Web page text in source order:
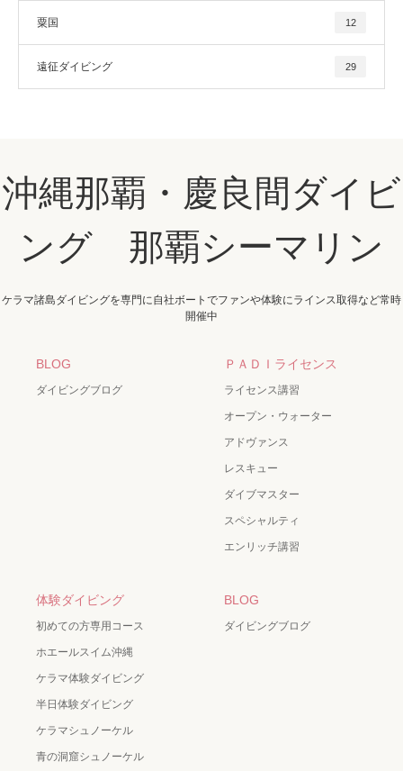
粟国 12
遠征ダイビング 29
沖縄那覇・慶良間ダイビ
ング 那覇シーマリン
ケラマ諸島ダイビングを専門に自社ボートでファンや体験にラインス取得など常時
開催中
BLOG
ダイビングブログ
ＰＡＤＩライセンス
ライセンス講習
オープン・ウォーター
アドヴァンス
レスキュー
ダイブマスター
スペシャルティ
エンリッチ講習
体験ダイビング
初めての方専用コース
ホエールスイム沖縄
ケラマ体験ダイビング
半日体験ダイビング
ケラマシュノーケル
青の洞窟シュノーケル
BLOG
ダイビングブログ